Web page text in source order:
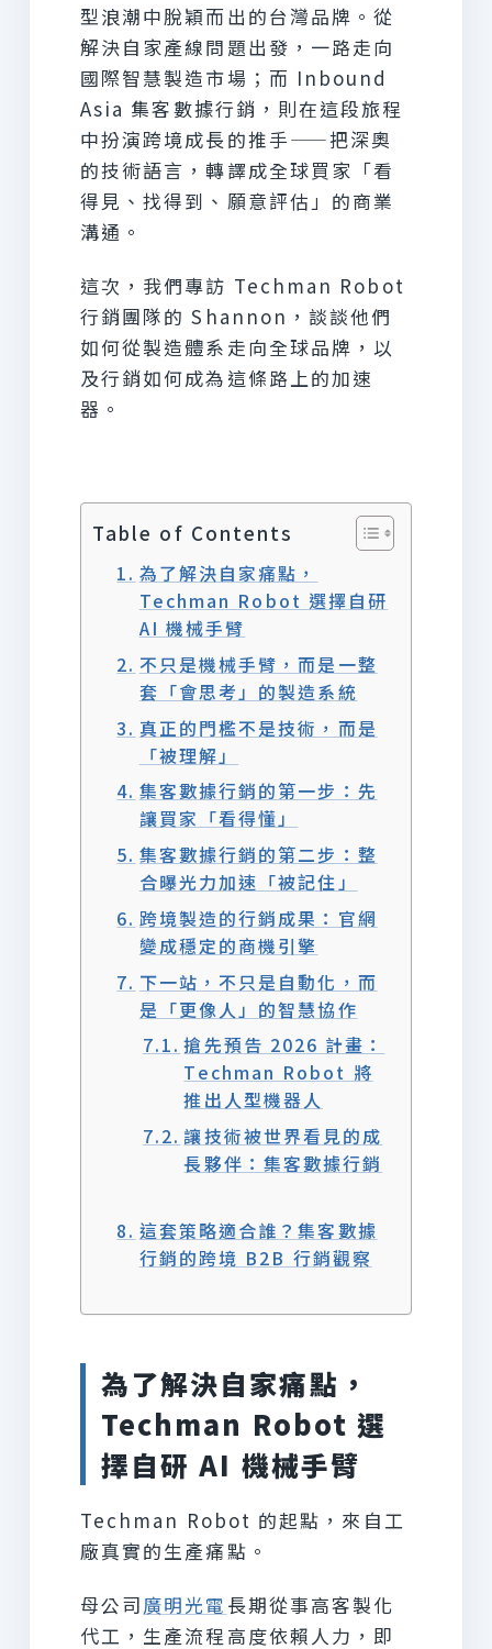
型浪潮中脫穎而出的台灣品牌。從
解決自家產線問題出發，一路走向
國際智慧製造市場；而 Inbound
Asia 集客數據行銷，則在這段旅程
中扮演跨境成長的推手——把深奧
的技術語言，轉譯成全球買家「看
得見、找得到、願意評估」的商業
溝通。
這次，我們專訪 Techman Robot
行銷團隊的 Shannon，談談他們
如何從製造體系走向全球品牌，以
及行銷如何成為這條路上的加速
器。
Table of Contents
為了解決自家痛點，
Techman Robot 選擇自研
AI 機械手臂
不只是機械手臂，而是一整
套「會思考」的製造系統
真正的門檻不是技術，而是
「被理解」
集客數據行銷的第一步：先
讓買家「看得懂」
集客數據行銷的第二步：整
合曝光力加速「被記住」
跨境製造的行銷成果：官網
變成穩定的商機引擎
下一站，不只是自動化，而
是「更像人」的智慧協作
搶先預告 2026 計畫：
Techman Robot 將
推出人型機器人
讓技術被世界看見的成
長夥伴：集客數據行銷
這套策略適合誰？集客數據
行銷的跨境 B2B 行銷觀察
為了解決自家痛點，
Techman Robot 選
擇自研 AI 機械手臂
Techman Robot 的起點，來自工
廠真實的生產痛點。
母公司廣明光電 長期從事高客製化
代工，生產流程高度依賴人力，即